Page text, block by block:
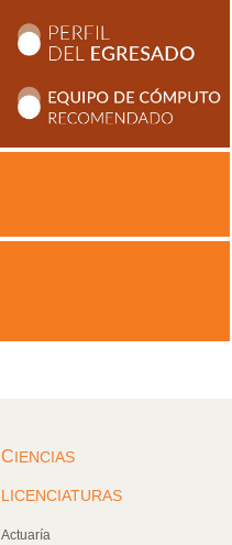
CIENCIAS
LICENCIATURAS
Actuaría